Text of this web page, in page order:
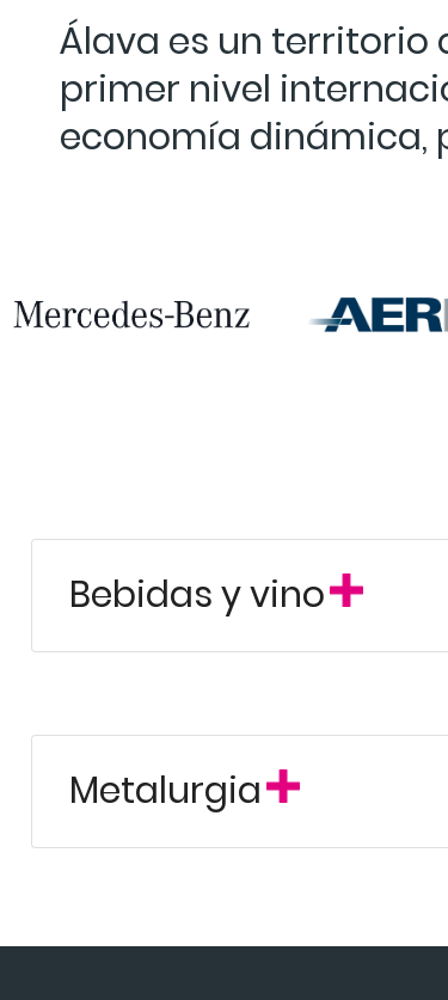
Álava es un territorio
primer nivel
economía dinámica,
Bebidas y vino
Metalurgia